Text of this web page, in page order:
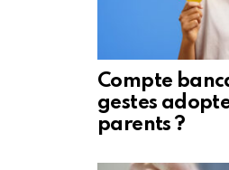
Compte
gestes
parents ?